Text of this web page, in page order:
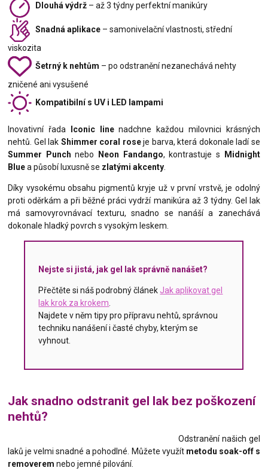
Dlouhá výdrž – až 3 týdny perfektní manikúry
Snadná aplikace – samonivelační vlastnosti, střední
viskozita
Šetrný k nehtům – po odstranění nezanechává nehty
zničené ani vysušené
Kompatibilní s UV i LED lampami
Inovativní řada Iconic linenadchne každou milovnici krásných
nehtů. Gel lak Shimmer coral rose je barva, která dokonale ladí se
Summer Punch nebo Neon Fandango, kontrastuje s
Midnight
Bluea působí luxusně se zlatými akcenty.
Díky vysokému obsahu pigmentů kryje už v první vrstvě, je odolný
proti oděrkám a při běžné práci vydrží manikúra až 3 týdny. Gel lak
má samovyrovnávací texturu, snadno se nanáší a zanechává
dokonale hladký povrch s vysokým leskem.
Nejste si jistá, jak gel lak správně nanášet?
Přečtěte si náš podrobný článekJak aplikovat gel
lak krok za krokem.
Najdete v něm tipy pro přípravu nehtů, správnou
techniku nanášení i časté chyby, kterým se
vyhnout.
Jak snadno odstranit gel lak bez poškození
nehtů?
Odstranění našich gel
laků je velmi snadné a pohodlné. Můžete využít metodu soak-off s
removerem nebo jemné pilování.